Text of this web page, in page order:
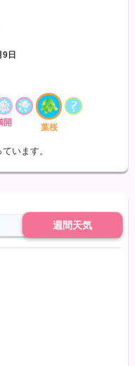
日
開 葉桜
います。
週間天気